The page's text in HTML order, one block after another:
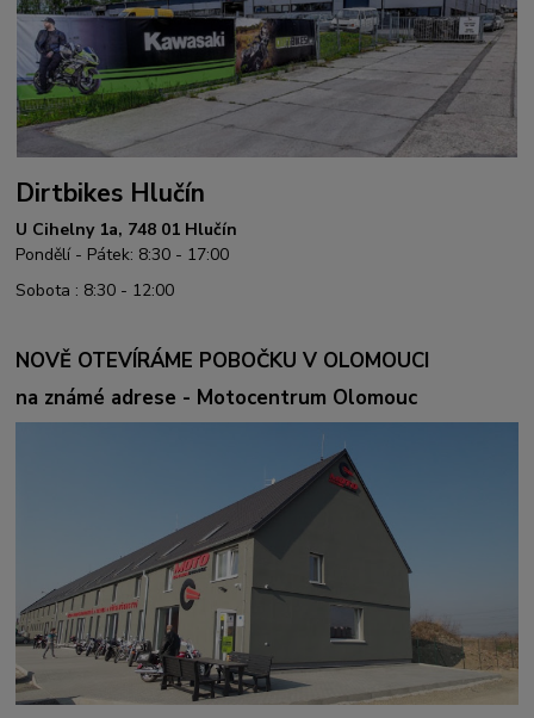
Dirtbikes Hlučín
U Cihelny 1a, 748 01 Hlučín
Pondělí - Pátek: 8:30 - 17:00
Sobota : 8:30 - 12:00
NOVĚ OTEVÍRÁME POBOČKU V OLOMOUCI
na známé adrese - Motocentrum Olomouc